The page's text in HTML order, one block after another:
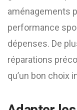
aménagements
performance
dépenses. De
réparations
qu’un bon choix